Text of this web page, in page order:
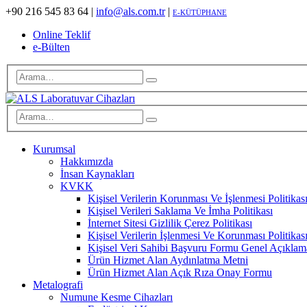
+90 216 545 83 64 | info@als.com.tr| E-KÜTÜPHANE
Online Teklif
e-Bülten
Kurumsal
Hakkımızda
İnsan Kaynakları
KVKK
Kişisel Verilerin Korunması Ve İşlenmesi Politikası
Kişisel Verileri Saklama Ve İmha Politikası
İnternet Sitesi Gizlilik Çerez Politikası
Kişisel Verilerin İşlenmesi Ve Korunması Politikası
Kişisel Veri Sahibi Başvuru Formu Genel
Ürün Hizmet Alan Aydınlatma Metni
Ürün Hizmet Alan Açık Rıza Onay Formu
Metalografi
Numune Kesme Cihazları